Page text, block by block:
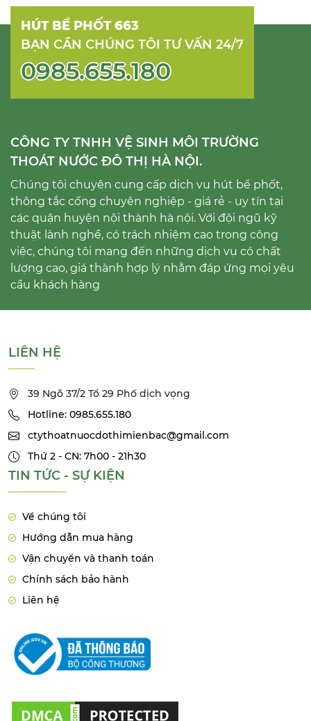
HÚT BỂ PHỐT 663
BẠN CẦN CHÚNG TÔI TƯ VẤN 24/7
0985.655.180
CÔNG TY TNHH VỆ SINH MÔI TRƯỜNG
THOÁT NƯỚC ĐÔ THỊ HÀ NỘI.
Chúng tôi chuyên cung cấp dịch vụ hút bể phốt,
thông tắc cống chuyên nghiệp - giá rẻ - uy tín tại
các quận huyện nội thành hà nội. Với đội ngũ kỹ
thuật lành nghề, có trách nhiệm cao trong công
việc, chúng tôi mang đến những dịch vụ có chất
lượng cao, giá thành hợp lý nhằm đáp ứng mọi yêu
cầu khách hàng
LIÊN HỆ
39 Ngõ 37/2 Tổ 29 Phố dịch vọng
Hotline: 0985.655.180
ctythoatnuocdothimienbac@gmail.com
Thứ 2 - CN: 7h00 - 21h30
TIN TỨC - SỰ KIỆN
Về chúng tôi
Hướng dẫn mua hàng
Vận chuyển và thanh toán
Chính sách bảo hành
Liên hệ